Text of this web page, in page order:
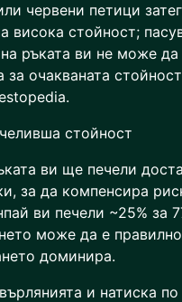
червени петици
стойност;
ръката ви не може
за очакваната
стойност
ви ще печели
за да компенсира
ви печели ~25% за
може да е
доминира.
и натиска